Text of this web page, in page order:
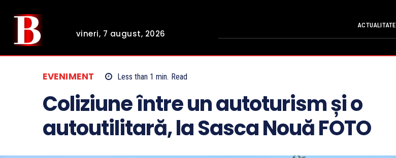
vineri, 7 august, 2026
ACTUALITATE
EVENIMENT Less than 1 min. Read
Coliziune între un autoturism și o
autoutilitară, la Sasca Nouă FOTO